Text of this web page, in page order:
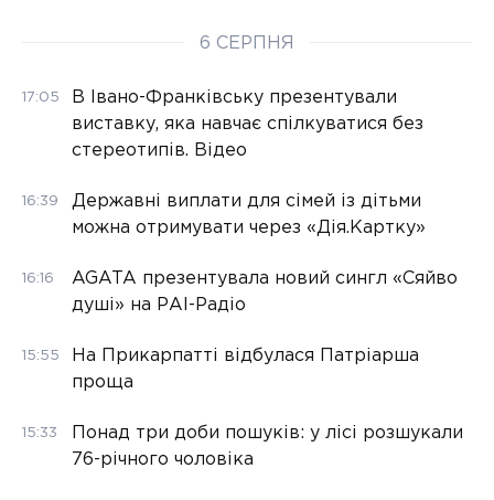
6 СЕРПНЯ
17:05
В Івано-Франківську презентували
виставку, яка навчає спілкуватися без
стереотипів. Відео
16:39
Державні виплати для сімей із дітьми
можна отримувати через «Дія.Картку»
16:16
AGATA презентувала новий сингл «Сяйво
душі» на РАІ-Радіо
15:55
На Прикарпатті відбулася Патріарша
проща
15:33
Понад три доби пошуків: у лісі розшукали
76-річного чоловіка